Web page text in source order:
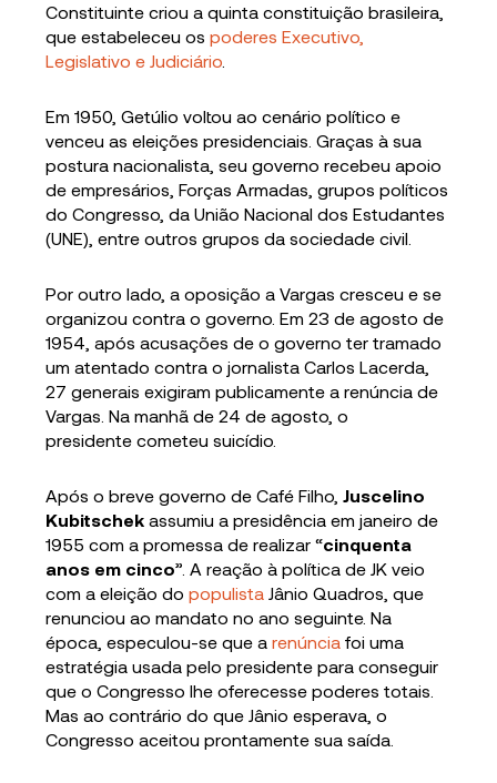
Constituinte criou a quinta constituição brasileira,
que estabeleceu ospoderes Executivo,
Legislativo e Judiciário
Em 1950, Getúlio voltou ao cenário político e
venceu as eleições presidenciais. Graças à sua
postura nacionalista, seu governo recebeu apoio
de empresários, Forças Armadas, grupos políticos
do Congresso, da União Nacional dos Estudantes
(UNE), entre outros grupos da sociedade civil.
Por outro lado, a oposição a Vargas cresceu e se
organizou contra o governo. Em 23 de agosto de
1954, após acusações de o governo ter tramado
um atentado contra o jornalista Carlos Lacerda,
27 generais exigiram publicamente a renúncia de
Vargas. Na manhã de 24 de agosto, o
presidente cometeu suicídio.
Após o breve governo de Café Filho,Juscelino
Kubitschek assumiu a presidência em janeiro de
1955 com a promessa de realizar “cinquenta
anos em cinco”. A reação à política de JK veio
com a eleição dopopulista Jânio Quadros, que
renunciou ao mandato no ano seguinte. Na
época, especulou-se que arenúncia foi uma
estratégia usada pelo presidente para conseguir
que o Congresso lhe oferecesse poderes totais.
Mas ao contrário do que Jânio esperava, o
Congresso aceitou prontamente sua saída.